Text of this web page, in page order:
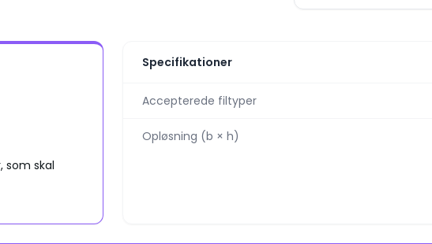
som skal
Specifikationer
Accepterede filtyper
Opløsning (b × h)